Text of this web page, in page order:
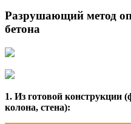
Разрушающий метод
бетона
1. Из готовой конструкции
колона, стена):